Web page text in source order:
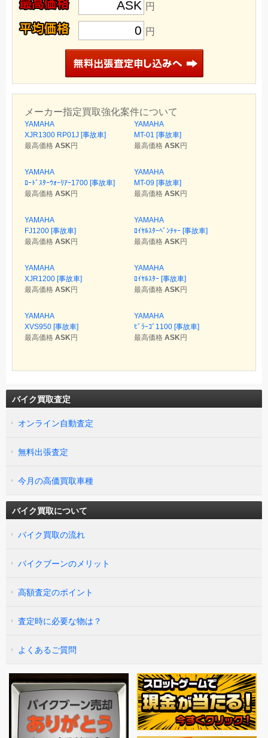
ASK 円
0 円
メーカー指定買取強化案件について
YAMAHA
XJR1300 RP01J [事故車]
最高価格 ASK円
YAMAHA
MT-01 [事故車]
最高価格 ASK円
YAMAHA
ﾛｰﾄﾞｽﾀｰｳｫｰﾘｱｰ1700 [事故車]
最高価格 ASK円
YAMAHA
MT-09 [事故車]
最高価格 ASK円
YAMAHA
FJ1200 [事故車]
最高価格 ASK円
YAMAHA
ﾛｲﾔﾙｽﾀｰﾍﾞﾝﾁｬｰ [事故車]
最高価格 ASK円
YAMAHA
XJR1200 [事故車]
最高価格 ASK円
YAMAHA
ﾛｲﾔﾙｽﾀｰ [事故車]
最高価格 ASK円
YAMAHA
XVS950 [事故車]
最高価格 ASK円
YAMAHA
ﾋﾞﾗｰｺﾞ1100 [事故車]
最高価格 ASK円
バイク買取査定
オンライン自動査定
無料出張査定
今月の高価買取車種
バイク買取について
バイク買取の流れ
バイクブーンのメリット
高額査定のポイント
査定時に必要な物は？
よくあるご質問